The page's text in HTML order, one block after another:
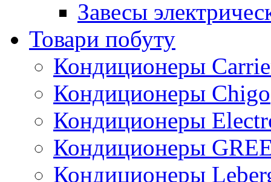
Завесы
Товари побуту
Кондиционеры
Кондиционеры Chigo
Кондиционеры
Кондиционеры
Кондиционеры